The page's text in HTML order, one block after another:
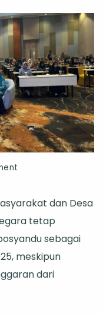
Kukar
Tetap
Prioritaskan
Pelatihan
Kader
dan Desa
tetap
sebagai
meskipun
dari